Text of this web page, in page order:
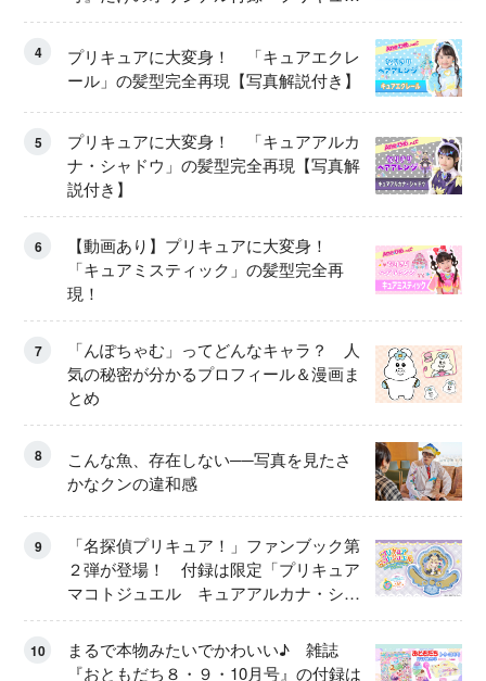
ア くるくるせんたくき」
4
プリキュアに大変身！ 「キュアエクレ
ール」の髪型完全再現【写真解説付き】
5
プリキュアに大変身！ 「キュアアルカ
ナ・シャドウ」の髪型完全再現【写真解
説付き】
6
【動画あり】プリキュアに大変身！
「キュアミスティック」の髪型完全再
現！
7
「んぽちゃむ」ってどんなキャラ？ 人
気の秘密が分かるプロフィール＆漫画ま
とめ
8
こんな魚、存在しない──写真を見たさ
かなクンの違和感
9
「名探偵プリキュア！」ファンブック第
２弾が登場！ 付録は限定「プリキュア
マコトジュエル キュアアルカナ・シャ
ドウ アイスver.」 キュアエクレールを
大特集！
10
まるで本物みたいでかわいい♪ 雑誌
『おともだち８・９・10月号』の付録は